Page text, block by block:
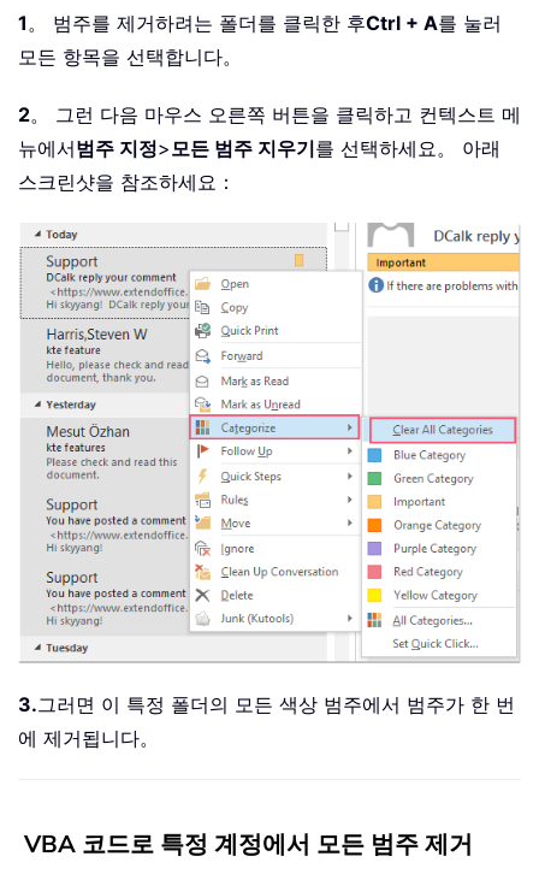
1。 범주를 제거하려는 폴더를 클릭한 후Ctrl + A를 눌러
모든 항목을 선택합니다。
2。 그런 다음 마우스 오른쪽 버튼을 클릭하고 컨텍스트 메
뉴에서범주 지정>모든 범주 지우기를 선택하세요。 아래
스크린샷을 참조하세요：
3.그러면 이 특정 폴더의 모든 색상 범주에서 범주가 한 번
에 제거됩니다。
VBA 코드로 특정 계정에서 모든 범주 제거